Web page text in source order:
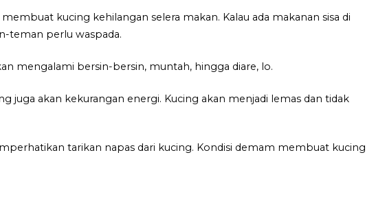
kucing kehilangan selera makan. Kalau ada makanan sisa di
teman perlu waspada.
mengalami bersin-bersin, muntah, hingga diare, lo.
juga akan kekurangan energi. Kucing akan menjadi lemas dan tidak
tarikan napas dari kucing. Kondisi demam membuat kucing